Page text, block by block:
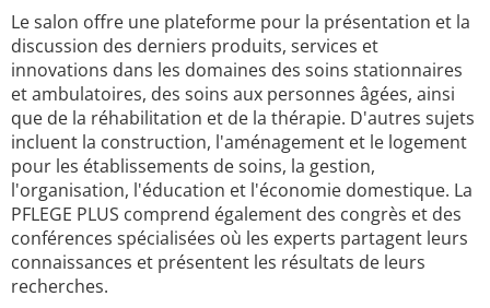
Le salon offre une plateforme pour la présentation et la
discussion des derniers produits, services et
innovations dans les domaines des soins stationnaires
et ambulatoires, des soins aux personnes âgées, ainsi
que de la réhabilitation et de la thérapie. D'autres sujets
incluent la construction, l'aménagement et le logement
pour les établissements de soins, la gestion,
l'organisation, l'éducation et l'économie domestique. La
PFLEGE PLUS comprend également des congrès et des
conférences spécialisées où les experts partagent leurs
connaissances et présentent les résultats de leurs
recherches.